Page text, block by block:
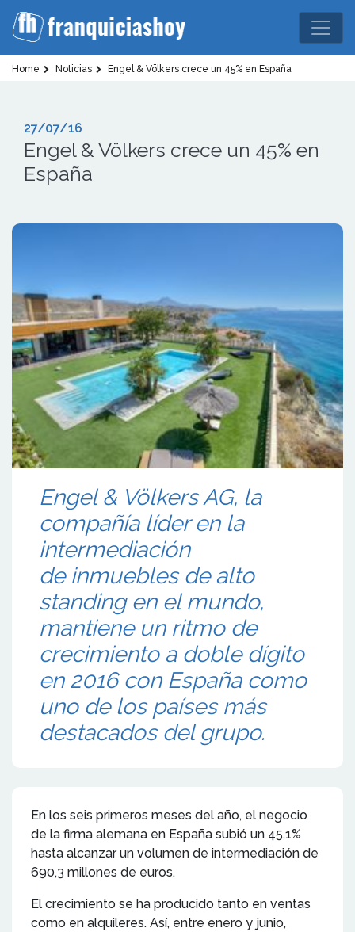
Home Noticias Engel & Völkers crece un 45% en España
27/07/16
Engel & Völkers crece un 45% en
España
Engel & Völkers AG, la
compañía líder en la
intermediación
de inmuebles de alto
standing en el mundo,
mantiene un ritmo de
crecimiento a doble dígito
en 2016 con España como
uno de los países más
destacados del grupo.
En los seis primeros meses del año, el negocio
de la firma alemana en España subió un 45,1%
hasta alcanzar un volumen de intermediación de
690,3 millones de euros.
El crecimiento se ha producido tanto en ventas
como en alquileres. Así, entre enero y junio,